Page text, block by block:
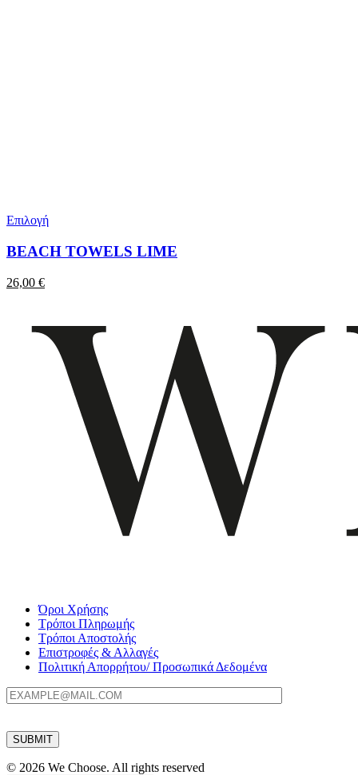
Επιλογή
BEACH TOWELS LIME
26,00 €
Όροι Χρήσης
Τρόποι Πληρωμής
Τρόποι Αποστολής
Επιστροφές & Αλλαγές
Πολιτική Απορρήτου/ Προσωπικά Δεδομένα
© 2026 We Choose. All rights reserved